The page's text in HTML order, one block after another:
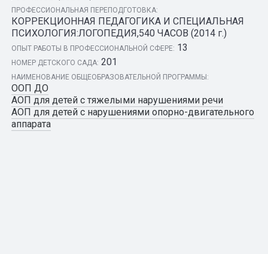
ПРОФЕССИОНАЛЬНАЯ ПЕРЕПОДГОТОВКА:
КОРРЕКЦИОННАЯ ПЕДАГОГИКА И СПЕЦИАЛЬНАЯ
ПСИХОЛОГИЯ:ЛОГОПЕДИЯ,540 ЧАСОВ (2014 г.)
ОПЫТ РАБОТЫ В ПРОФЕССИОНАЛЬНОЙ СФЕРЕ: 13
НОМЕР ДЕТСКОГО САДА: 201
НАИМЕНОВАНИЕ ОБЩЕОБРАЗОВАТЕЛЬНОЙ ПРОГРАММЫ:
ООП ДО
АОП для детей с тяжелыми нарушениями речи
АОП для детей с нарушениями опорно-двигательного
аппарата